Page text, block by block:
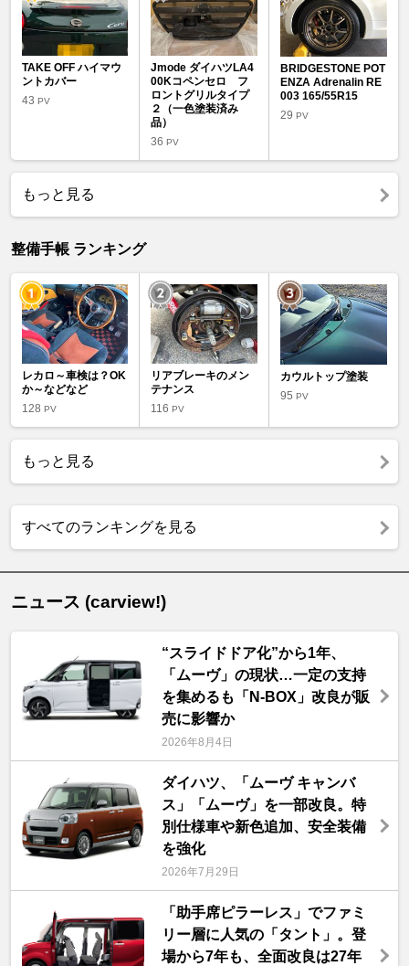
TAKE OFF ハイマウ
ントカバー
43 PV
Jmode ダイハツLA4
00Kコペンセロ フ
ロントグリルタイプ
２（一色塗装済み
品）
36PV
BRIDGESTONE POT
ENZA Adrenalin RE
003 165/55R15
29 PV
もっと見る
整備手帳 ランキング
レカロ～車検は？OK
か～などなど
128 PV
リアブレーキのメン
テナンス
116PV
カウルトップ塗装
95 PV
もっと見る
すべてのランキングを見る
ニュース (carview!)
“スライドドア化”から1年、
「ムーヴ」の現状…一定の支持
を集めるも「N-BOX」改良が販
売に影響か
2026年8月4日
ダイハツ、「ムーヴ キャンバ
ス」「ムーヴ」を一部改良。特
別仕様車や新色追加、安全装備
を強化
2026年7月29日
「助手席ピラーレス」でファミ
リー層に人気の「タント」。登
場から7年も、全面改良は27年